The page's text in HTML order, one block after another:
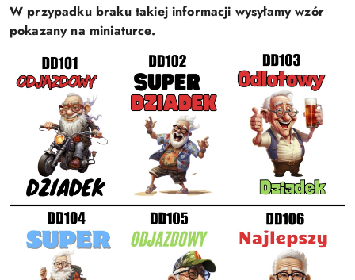
W przypadku braku takiej informacji wysyłamy wzór
pokazany na miniaturce.